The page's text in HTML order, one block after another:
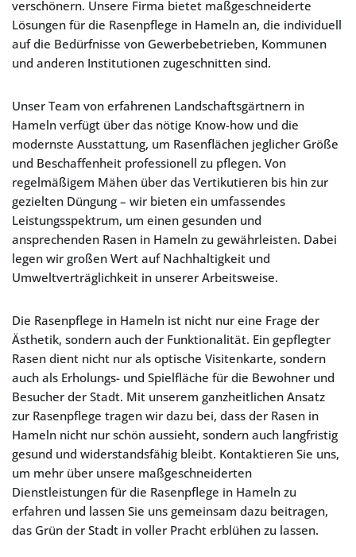
verschönern. Unsere Firma bietet maßgeschneiderte
Lösungen für die Rasenpflege in Hameln an, die individuell
auf die Bedürfnisse von Gewerbebetrieben, Kommunen
und anderen Institutionen zugeschnitten sind.
Unser Team von erfahrenen Landschaftsgärtnern in
Hameln verfügt über das nötige Know-how und die
modernste Ausstattung, um Rasenflächen jeglicher Größe
und Beschaffenheit professionell zu pflegen. Von
regelmäßigem Mähen über das Vertikutieren bis hin zur
gezielten Düngung – wir bieten ein umfassendes
Leistungsspektrum, um einen gesunden und
ansprechenden Rasen in Hameln zu gewährleisten. Dabei
legen wir großen Wert auf Nachhaltigkeit und
Umweltverträglichkeit in unserer Arbeitsweise.
Die Rasenpflege in Hameln ist nicht nur eine Frage der
Ästhetik, sondern auch der Funktionalität. Ein gepflegter
Rasen dient nicht nur als optische Visitenkarte, sondern
auch als Erholungs- und Spielfläche für die Bewohner und
Besucher der Stadt. Mit unserem ganzheitlichen Ansatz
zur Rasenpflege tragen wir dazu bei, dass der Rasen in
Hameln nicht nur schön aussieht, sondern auch langfristig
gesund und widerstandsfähig bleibt. Kontaktieren Sie uns,
um mehr über unsere maßgeschneiderten
Dienstleistungen für die Rasenpflege in Hameln zu
erfahren und lassen Sie uns gemeinsam dazu beitragen,
das Grün der Stadt in voller Pracht erblühen zu lassen.